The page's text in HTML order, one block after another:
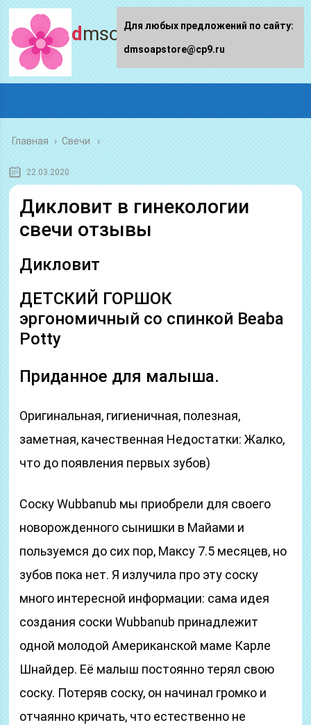
dmsoapstore.ru
Главная › Свечи
22.03.2020
Дикловит в гинекологии
свечи отзывы
Дикловит
ДЕТСКИЙ ГОРШОК
эргономичный со спинкой Beaba
Potty
Приданное для малыша.
Оригинальная, гигиеничная, полезная,
заметная, качественная Недостатки: Жалко,
что до появления первых зубов)
Соску Wubbanub мы приобрели для своего
новорожденного сынишки в Майами и
пользуемся до сих пор, Максу 7.5 месяцев, но
зубов пока нет. Я излучила про эту соску
много интересной информации: сама идея
создания соски Wubbanub принадлежит
одной молодой Американской маме Карле
Шнайдер. Её малыш постоянно терял свою
соску. Потеряв соску, он начинал громко и
отчаянно кричать, что естественно не
Для любых предложений по сайту:
dmsoapstore@cp9.ru